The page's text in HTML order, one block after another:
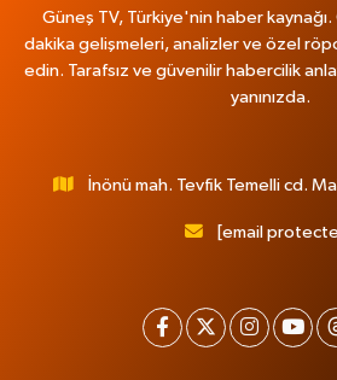
Güneş TV, Türkiye'nin haber
dakika gelişmeleri, analizler ve özel
edin. Tarafsız ve güvenilir habercilik
yanınızda.
İnönü mah. Tevfik Temelli cd.
[email